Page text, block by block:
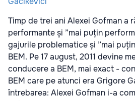
Timp de trei ani Alexei Gofman a
performante și ”mai puțin
gajurile problematice și ”mai
BEM. Pe 17 august, 2011 devine
conducere a BEM, mai exact -
BEM care pe atunci era Grigore
întrebarea: Alexei Gofman i-a